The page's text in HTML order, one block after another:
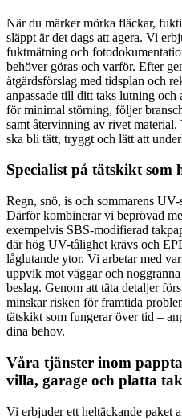
När du märker mörka fläckar,
släppt är det dags att agera. Vi
fuktmätning och
behöver göras och varför. Efter
åtgärdsförslag med tidsplan och
anpassade till ditt taks lutning
för minimal störning, följer
samt återvinning av rivet
ska bli tätt, tryggt och lätt att
Specialist på tätskikt som
Regn, snö, is och sommarens
Därför kombinerar vi beprövad
exempelvis SBS-modifierad
där hög UV-tålighet krävs och
låglutande ytor. Vi arbetar med
uppvik mot väggar och
beslag. Genom att täta detaljer
minskar risken för framtida
tätskikt som fungerar över tid –
dina behov.
Våra tjänster inom
villa, garage och platta tak
Vi erbjuder ett heltäckande paket